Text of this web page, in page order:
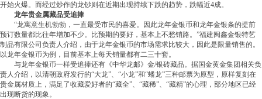
开始火爆。而经过炒作的龙钞则在近期出现持续下跌的趋势，跌幅近4成。
龙年贵金属藏品受追捧
“龙寓意生机勃勃，一直最受市民的喜爱。因此龙年金银币和龙年金银条的提前
预订数量都比往年增加不少。比预期的要好，基本上不愁销路。”福建闽鑫金银特艺
制品有限公司负责人介绍，由于龙年金银币的市场需求比较大，因此是限量销售的。
以龙年金银币为例，目前基本上每天销量都有二三十套。
与龙年金银币一样受追捧还有《中华龙邮》金/银砖藏品。据国金黄金集团相关负
责人介绍，以清朝政府发行的“大龙”、“小龙”和“蟠龙”三种邮票为原型，原样复刻在
贵金属材质上，满足了收藏爱好者的“藏全”、“藏稀”、“藏精”的心理，部分地区已经
出现断货的现象。